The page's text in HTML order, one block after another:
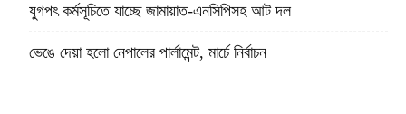
যুগপৎ কর্মসূচিতে যাচ্ছে জামায়াত-এনসিপিসহ আট দল
ভেঙে দেয়া হলো নেপালের পার্লামেন্ট, মার্চে নির্বাচন